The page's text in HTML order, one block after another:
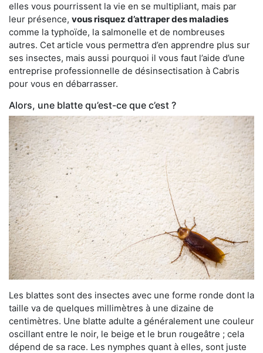
elles vous pourrissent la vie en se multipliant, mais par
leur présence, vous risquez d’attraper des maladies
comme la typhoïde, la salmonelle et de nombreuses
autres. Cet article vous permettra d’en apprendre plus sur
ses insectes, mais aussi pourquoi il vous faut l’aide d’une
entreprise professionnelle de désinsectisation à Cabris
pour vous en débarrasser.
Alors, une blatte qu’est-ce que c’est ?
Les blattes sont des insectes avec une forme ronde dont la
taille va de quelques millimètres à une dizaine de
centimètres. Une blatte adulte a généralement une couleur
oscillant entre le noir, le beige et le brun rougeâtre ; cela
dépend de sa race. Les nymphes quant à elles, sont juste